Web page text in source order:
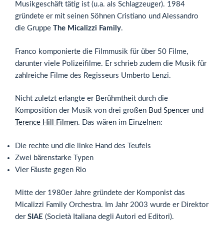
Musikgeschäft tätig ist (u.a. als Schlagzeuger). 1984
gründete er mit seinen Söhnen Cristiano und Alessandro
die Gruppe The Micalizzi Family.
Franco komponierte die Filmmusik für über 50 Filme,
darunter viele Polizeifilme. Er schrieb zudem die Musik für
zahlreiche Filme des Regisseurs Umberto Lenzi.
Nicht zuletzt erlangte er Berühmtheit durch die
Komposition der Musik von drei großen Bud Spencer und
Terence Hill Filmen. Das wären im Einzelnen:
Die rechte und die linke Hand des Teufels
Zwei bärenstarke Typen
Vier Fäuste gegen Rio
Mitte der 1980er Jahre gründete der Komponist das
Micalizzi Family Orchestra. Im Jahr 2003 wurde er Direktor
der SIAE (Società Italiana degli Autori ed Editori).